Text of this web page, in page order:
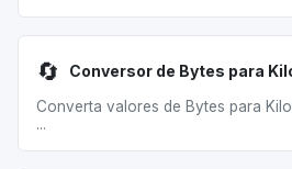
🔄 Conversor de Bytes para
Converta valores de Bytes para
...